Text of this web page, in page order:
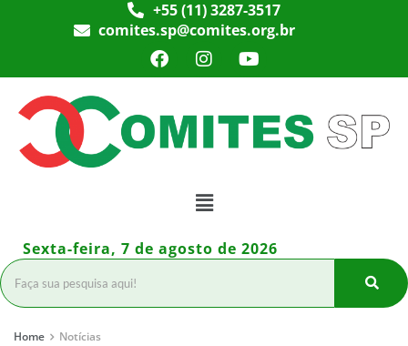
+55 (11) 3287-3517
comites.sp@comites.org.br
Sexta-feira, 7 de agosto de 2026
Home Notícias